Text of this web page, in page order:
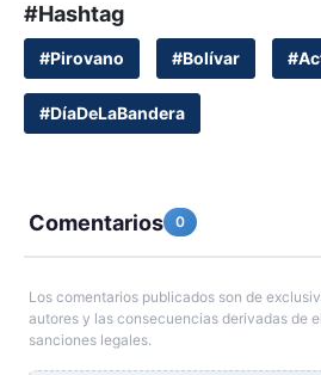
#Hashtag
#Pirovano #Bolívar
#DíaDeLaBandera
Comentarios 0
Los comentarios publicados son de
autores y las consecuencias derivadas de
sanciones legales.